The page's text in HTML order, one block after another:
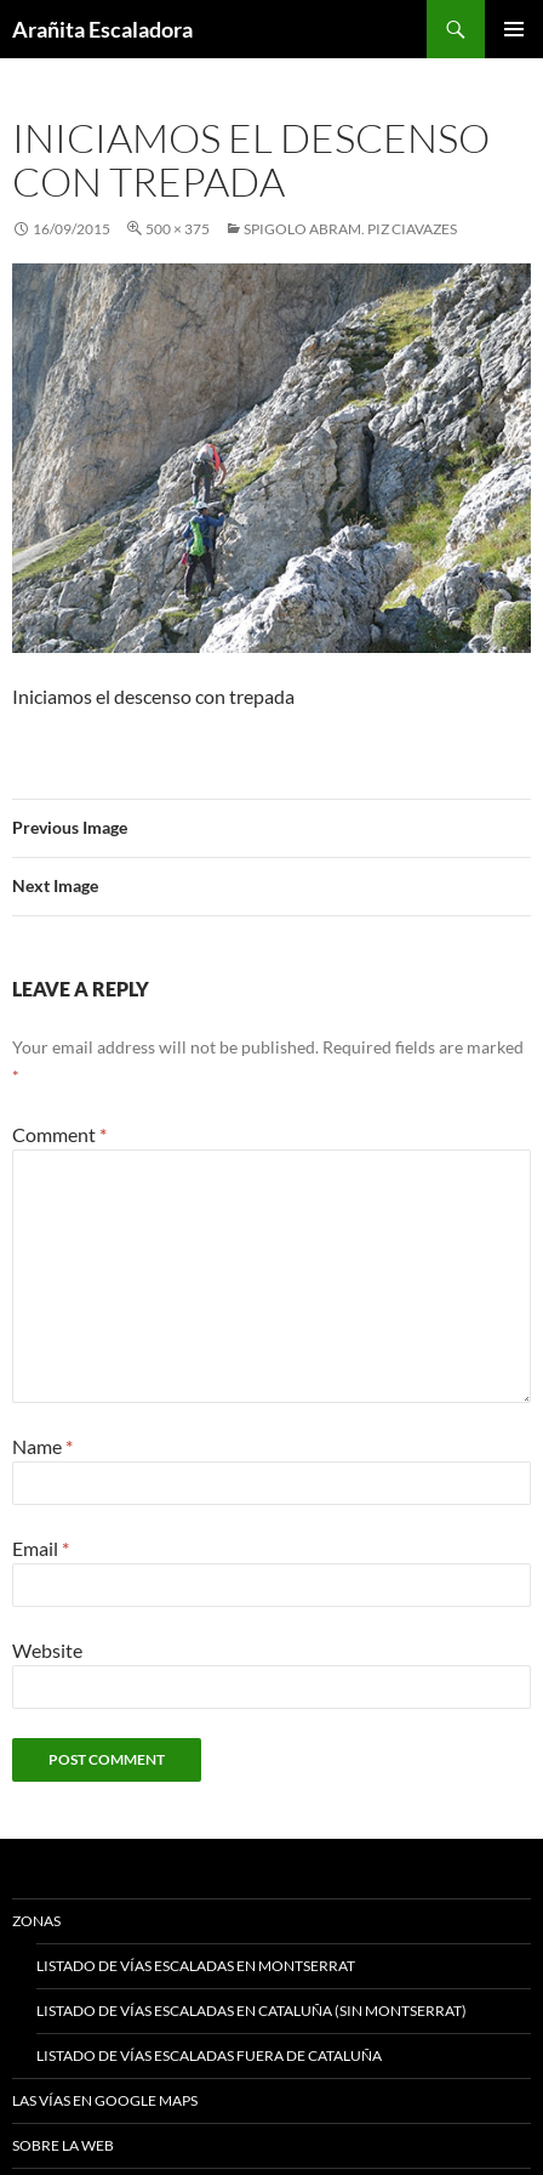
toArañita Escaladora
INICIAMOS EL DESCENSO
CON TREPADA
16/09/2015 500 × 375 SPIGOLO ABRAM. PIZ CIAVAZES
Iniciamos el descenso con trepada
Previous Image
Next Image
LEAVE A REPLY
Your email address will not be published. Required fields are marked
*
Comment *
Name *
Email *
Website
ZONAS
LISTADO DE VÍAS ESCALADAS EN MONTSERRAT
LISTADO DE VÍAS ESCALADAS EN CATALUÑA (SIN MONTSERRAT)
LISTADO DE VÍAS ESCALADAS FUERA DE CATALUÑA
LAS VÍAS EN GOOGLE MAPS
SOBRE LA WEB